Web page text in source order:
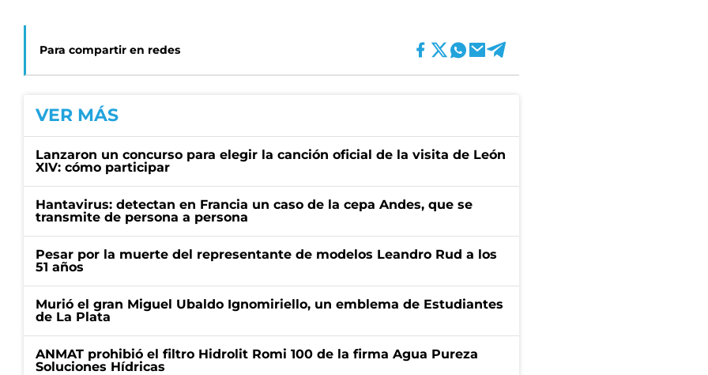
Para compartir en redes
VER MÁS
Lanzaron un concurso para elegir la canción oficial de la visita de León
XIV: cómo participar
Hantavirus: detectan en Francia un caso de la cepa Andes, que se
transmite de persona a persona
Pesar por la muerte del representante de modelos Leandro Rud a los
51 años
Murió el gran Miguel Ubaldo Ignomiriello, un emblema de Estudiantes
de La Plata
ANMAT prohibió el filtro Hidrolit Romi 100 de la firma Agua Pureza
Soluciones Hídricas